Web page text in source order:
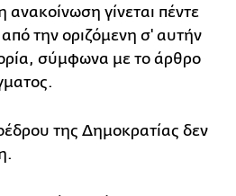
ανακοίνωση γίνεται πέντε
την οριζόμενη σ' αυτήν
σύμφωνα με το άρθρο
της Δημοκρατίας δεν